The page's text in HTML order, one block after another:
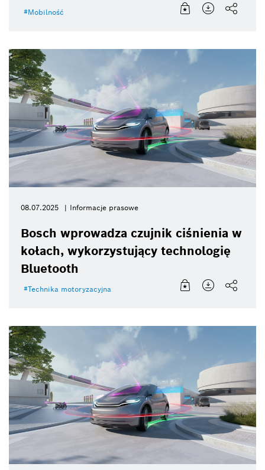
Mobilność
08.07.2025 Informacje prasowe
Bosch wprowadza czujnik ciśnienia w
kołach, wykorzystujący technologię
Bluetooth
Technika motoryzacyjna